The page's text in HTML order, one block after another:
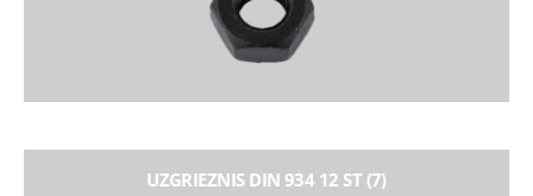
UZGRIEZNIS DIN 934 12 ST (7)